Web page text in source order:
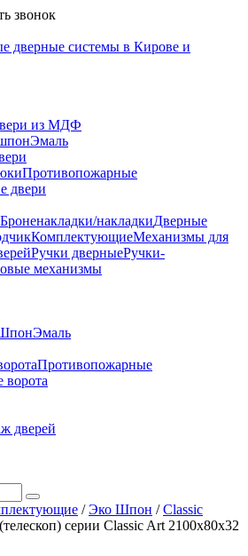
звонок
из МДФ
Эмаль
Противопожарные
двери
Броненакладки/накладкиДверные
КомплектующиеМеханизмы для
Ручки дверныеРучки-
механизмы
Эмаль
Противопожарные
ворота
дверей
/Эко Шпон /Classic
серии Classic Art 2100х80х32